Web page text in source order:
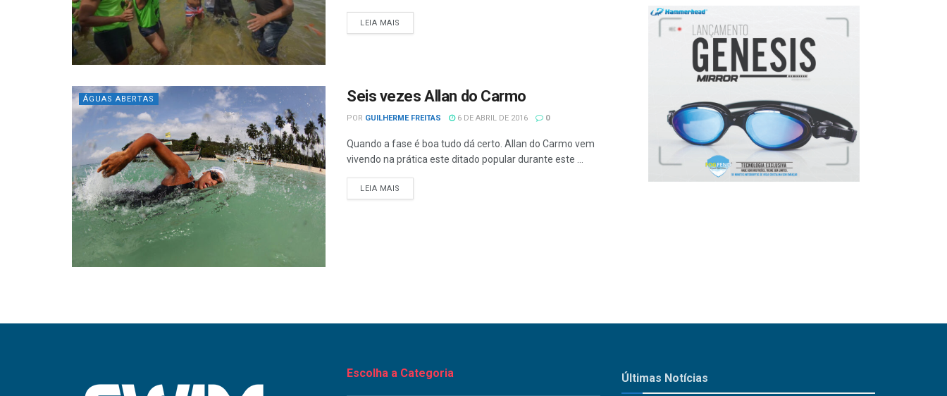
LEIA MAIS
ÁGUAS ABERTAS Seis vezes Allan do Carmo
POR GUILHERME FREITAS 6 DE ABRIL DE 2016 0
Quando a fase é boa tudo dá certo. Allan do Carmo vem
vivendo na prática este ditado popular durante este ...
LEIA MAIS
Escolha a Categoria Últimas Notícias